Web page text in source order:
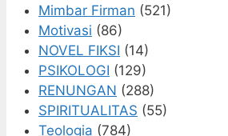
Mimbar Firman (521)
Motivasi (86)
NOVEL FIKSI (14)
PSIKOLOGI (129)
RENUNGAN (288)
SPIRITUALITAS (55)
Teologia (784)